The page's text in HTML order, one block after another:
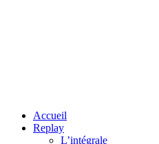
Accueil
Replay
L’intégrale